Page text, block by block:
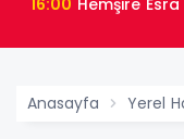
Anasayfa Yerel